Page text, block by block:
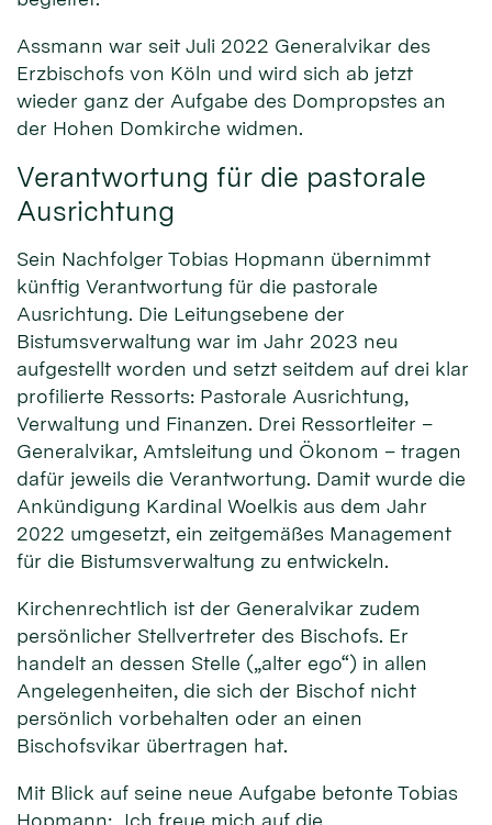
Assmann war seit Juli 2022 Generalvikar des
Erzbischofs von Köln und wird sich ab jetzt
wieder ganz der Aufgabe des Dompropstes an
der Hohen Domkirche widmen.
Verantwortung für die pastorale
Ausrichtung
Sein Nachfolger Tobias Hopmann übernimmt
künftig Verantwortung für die pastorale
Ausrichtung. Die Leitungsebene der
Bistumsverwaltung war im Jahr 2023 neu
aufgestellt worden und setzt seitdem auf drei klar
profilierte Ressorts: Pastorale Ausrichtung,
Verwaltung und Finanzen. Drei Ressortleiter –
Generalvikar, Amtsleitung und Ökonom – tragen
dafür jeweils die Verantwortung. Damit wurde die
Ankündigung Kardinal Woelkis aus dem Jahr
2022 umgesetzt, ein zeitgemäßes Management
für die Bistumsverwaltung zu entwickeln.
Kirchenrechtlich ist der Generalvikar zudem
persönlicher Stellvertreter des Bischofs. Er
handelt an dessen Stelle („alter ego“) in allen
Angelegenheiten, die sich der Bischof nicht
persönlich vorbehalten oder an einen
Bischofsvikar übertragen hat.
Mit Blick auf seine neue Aufgabe betonte Tobias